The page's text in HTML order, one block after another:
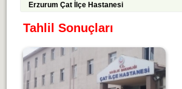
Erzurum Çat İlçe Hastanesi
Tahlil Sonuçları